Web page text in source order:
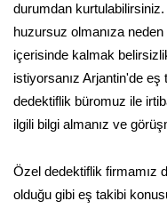
durumdan kurtulabilirsiniz.
huzursuz olmanıza
içerisinde kalmak
istiyorsanız Arjantin'de
dedektiflik büromuz ile
ilgili bilgi almanız ve
Özel dedektiflik firmamız
olduğu gibi eş takibi